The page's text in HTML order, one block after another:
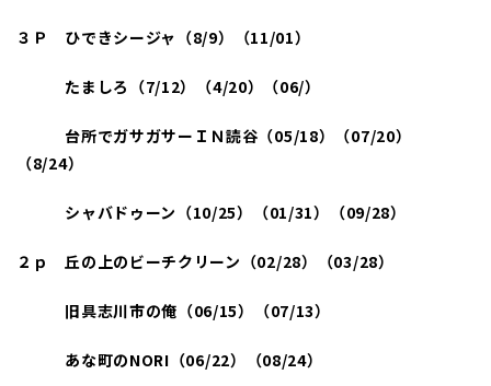
３Ｐ ひできシージャ（8/9）（11/01）
たましろ（7/12）（4/20）（06/）
台所でガサガサーＩＮ読谷（05/18）（07/20）
（8/24）
シャバドゥーン（10/25）（01/31）（09/28）
２ｐ 丘の上のビーチクリーン（02/28）（03/28）
旧具志川市の俺（06/15）（07/13）
あな町のNORI （06/22）（08/24）